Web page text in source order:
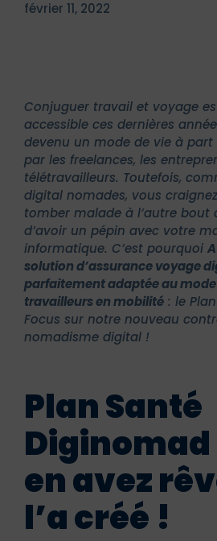
février 11, 2022
Conjuguer travail et voyage
accessible ces dernières
devenu un mode de vie à part
par les freelances, les
télétravailleurs. Toutefois,
digital nomades, vous
tomber malade à l’autre bout
d’avoir un pépin avec votre
informatique. C’est pourquoi
solution d’assurance voyage
parfaitement adaptée au mode
travailleurs en mobilité : le
Focus sur notre nouveau
nomadisme digital !
Plan Santé
Diginomad
en avez
l’a créé !